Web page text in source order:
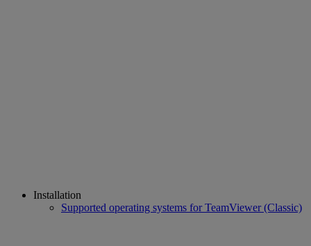
Installation
Supported operating systems for TeamViewer (Classic)